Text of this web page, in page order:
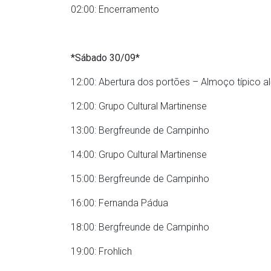
02:00: Encerramento
*Sábado 30/09*
12:00: Abertura dos portões – Almoço típico
12:00: Grupo Cultural Martinense
13:00: Bergfreunde de Campinho
14:00: Grupo Cultural Martinense
15:00: Bergfreunde de Campinho
16:00: Fernanda Pádua
18:00: Bergfreunde de Campinho
19:00: Frohlich